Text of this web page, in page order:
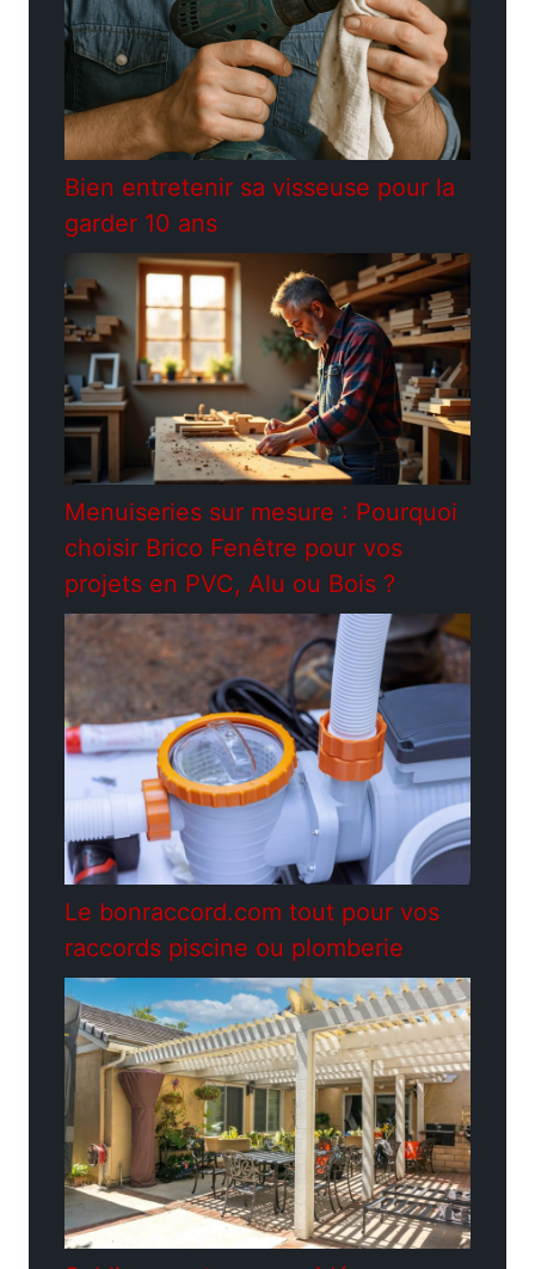
Bien entretenir sa visseuse pour la
garder 10 ans
Menuiseries sur mesure : Pourquoi
choisir Brico Fenêtre pour vos
projets en PVC, Alu ou Bois ?
Le bonraccord.com tout pour vos
raccords piscine ou plomberie